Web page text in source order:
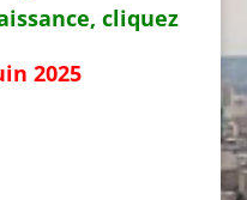
ance, cliquez
2025